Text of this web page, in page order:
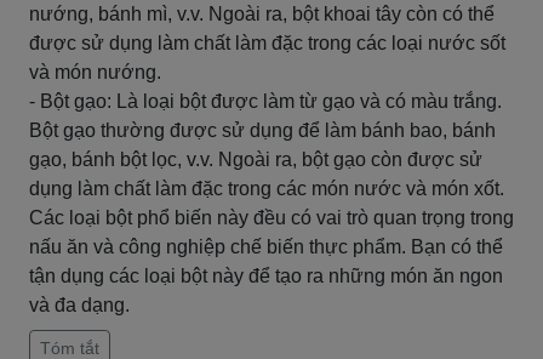
nướng, bánh mì, v.v. Ngoài ra, bột khoai tây còn có thể
được sử dụng làm chất làm đặc trong các loại nước sốt
và món nướng.
- Bột gạo: Là loại bột được làm từ gạo và có màu trắng.
Bột gạo thường được sử dụng để làm bánh bao, bánh
gạo, bánh bột lọc, v.v. Ngoài ra, bột gạo còn được sử
dụng làm chất làm đặc trong các món nước và món xốt.
Các loại bột phổ biến này đều có vai trò quan trọng trong
nấu ăn và công nghiệp chế biến thực phẩm. Bạn có thể
tận dụng các loại bột này để tạo ra những món ăn ngon
và đa dạng.
Tóm tắt